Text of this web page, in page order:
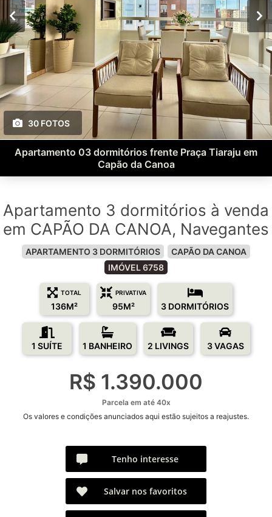
30 FOTOS
Apartamento 03 dormitórios frente Praça Tiaraju em
Capão da Canoa
Apartamento 3 dormitórios à venda
em CAPÃO DA CANOA, Navegantes
APARTAMENTO 3 DORMITÓRIOS
CAPÃO DA CANOA
IMÓVEL 6758
TOTAL
136M²
PRIVATIVA
95M² 3 DORMITÓRIOS
1 SUÍTE 1 BANHEIRO 2 LIVINGS 3 VAGAS
R$ 1.390.000
Parcela em até 40x
Os valores e condições anunciados aqui estão sujeitos a reajustes.
Tenho interesse
Salvar nos favoritos